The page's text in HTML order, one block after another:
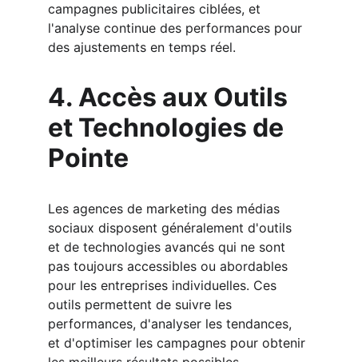
campagnes publicitaires ciblées, et
l'analyse continue des performances pour
des ajustements en temps réel.
4. Accès aux Outils
et Technologies de
Pointe
Les agences de marketing des médias
sociaux disposent généralement d'outils
et de technologies avancés qui ne sont
pas toujours accessibles ou abordables
pour les entreprises individuelles. Ces
outils permettent de suivre les
performances, d'analyser les tendances,
et d'optimiser les campagnes pour obtenir